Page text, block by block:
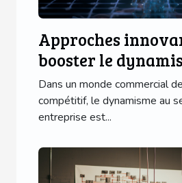
Approches
booster le
de votre entreprise
Dans un monde commercial
compétitif, le dynamisme au
entreprise est...